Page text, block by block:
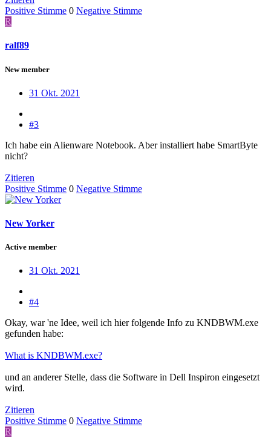
Positive Stimme 0 Negative Stimme
R
ralf89
New member
31 Okt. 2021
#3
Ich habe ein Alienware Notebook. Aber installiert habe SmartByte
nicht?
Zitieren
Positive Stimme 0 Negative Stimme
New Yorker
Active member
31 Okt. 2021
#4
Okay, war 'ne Idee, weil ich hier folgende Info zu KNDBWM.exe
gefunden habe:
What is KNDBWM.exe?
und an anderer Stelle, dass die Software in Dell Inspiron eingesetzt
wird.
Zitieren
Positive Stimme 0 Negative Stimme
R